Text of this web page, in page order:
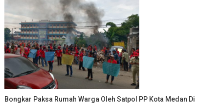
Bongkar Paksa Rumah Warga Oleh Satpol PP Kota Medan Di